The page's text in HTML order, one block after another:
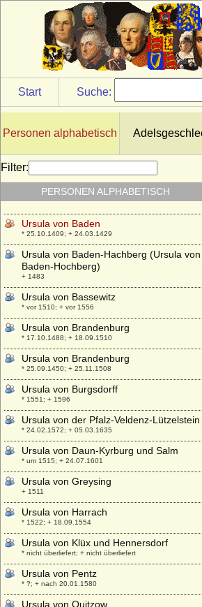
Start Suche:
Personen alphabetisch
Filter:
PERSONEN ALPHABETISCH
Callenberg, Gräfin
* 25.08.1752; + 29.08.1803
Ursula Marianne von Kittlitz, Freiin
* 27.06.1640; + 26.03.1694
Ursula Philipota van Raesfeld
* 14.08.1643; + 30.09.1721
Ursula Regina Maria von Friesen
Ursula Sophie von Katte (a.d.H. Vieritz)
* 26.08.1611; + 27.02.1670
Ursula van Reede (Ursulina van Reede)
* 30.05.1719; + 31.10.1747
Ursula von Abensberg
+ 30.01.1422
Ursula von Baden
* 25.10.1409; + 24.03.1429
Ursula von Baden-Hachberg (Ursula von
Baden-Hochberg)
+ 1483
Ursula von Bassewitz
* vor 1510; + vor 1556
Ursula von Brandenburg
* 17.10.1488; + 18.09.1510
Ursula von Brandenburg
* 25.09.1450; + 25.11.1508
Ursula von Burgsdorff
* 1551; + 1596
Ursula von der Pfalz-Veldenz-Lützelstein
* 24.02.1572; + 05.03.1635
Ursula von Daun-Kyrburg und Salm
* um 1515; + 24.07.1601
Ursula von Greysing
+ 1511
Ursula von Harrach
* 1522; + 18.09.1554
Ursula von Klüx und Hennersdorf
* nicht überliefert; + nicht überliefert
Ursula von Pentz
* ?; + nach 20.01.1580
Ursula von Quitzow